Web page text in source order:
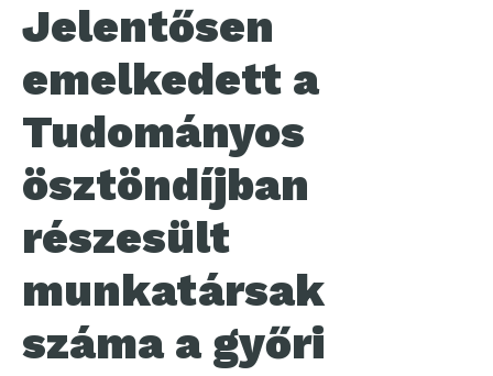
Jelentősen
emelkedett a
Tudományos
ösztöndíjban
részesült
munkatársak
száma a győri